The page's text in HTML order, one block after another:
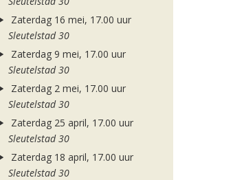
Zaterdag 16 mei, 17.00 uur
Sleutelstad 30
Zaterdag 9 mei, 17.00 uur
Sleutelstad 30
Zaterdag 2 mei, 17.00 uur
Sleutelstad 30
Zaterdag 25 april, 17.00 uur
Sleutelstad 30
Zaterdag 18 april, 17.00 uur
Sleutelstad 30